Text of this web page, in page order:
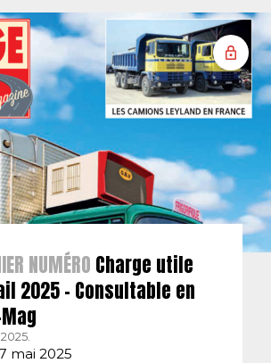
NUMÉRO Charge utile
2025 – Consultable en
mai 2025